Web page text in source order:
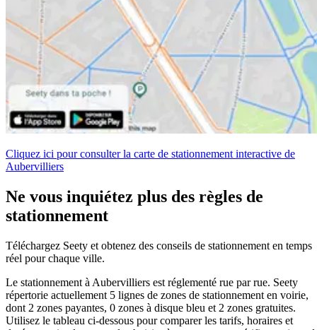
Cliquez ici pour consulter la carte de stationnement interactive de
Aubervilliers
Ne vous inquiétez plus des règles de
stationnement
Téléchargez Seety et obtenez des conseils de stationnement en temps
réel pour chaque ville.
Le stationnement à Aubervilliers est réglementé rue par rue. Seety
répertorie actuellement 5 lignes de zones de stationnement en voirie,
dont 2 zones payantes, 0 zones à disque bleu et 2 zones gratuites.
Utilisez le tableau ci-dessous pour comparer les tarifs, horaires et